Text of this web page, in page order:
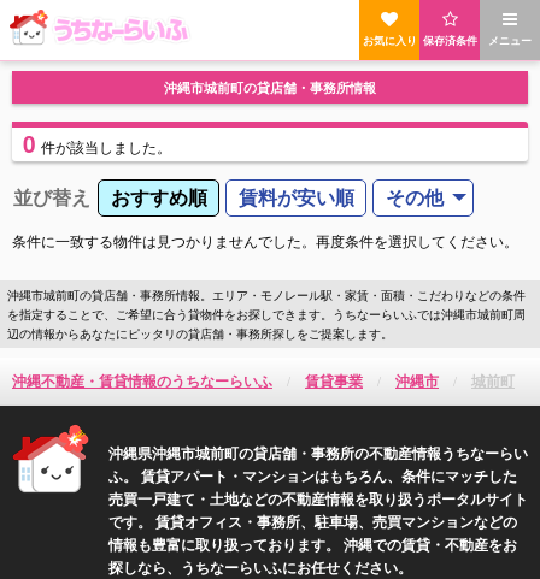
メニュー
保存済条件
お気に入り
沖縄市城前町の貸店舗・事務所情報
0 件が該当しました。
並び替え おすすめ順 賃料が安い順 その他
条件に一致する物件は見つかりませんでした。再度条件を選択してください。
沖縄市城前町の貸店舗・事務所情報。エリア・モノレール駅・家賃・面積・こだわりなどの条件
を指定することで、ご希望に合う貸物件をお探しできます。うちなーらいふでは沖縄市城前町周
辺の情報からあなたにピッタリの貸店舗・事務所探しをご提案します。
沖縄不動産・賃貸情報のうちなーらいふ 賃貸事業 沖縄市 城前町
沖縄県沖縄市城前町の貸店舗・事務所の不動産情報うちなーらい
ふ。 賃貸アパート・マンションはもちろん、条件にマッチした
売買一戸建て・土地などの不動産情報を取り扱うポータルサイト
です。 賃貸オフィス・事務所、駐車場、売買マンションなどの
情報も豊富に取り扱っております。 沖縄での賃貸・不動産をお
探しなら、うちなーらいふにお任せください。